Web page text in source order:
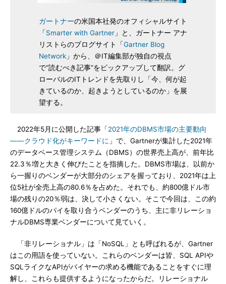
ガートナーの米国本社発のオフィシャルサイト
「Smarter with Gartner」と、ガートナー アナ
リストらのブログサイト「Gartner Blog
Network」から、＠IT編集部が独自の視点
で“読むべき記事”をピックアップして翻訳。グ
ローバルのITトレンドを先取りし「今、何が起
きているのか、起きようとしているのか」を展
望する。
2022年5月に公開した記事「2021年のDBMS市場の主要動向
――クラウド化がキーワードに 」で、Gartnerが集計した2021年
のデータベース管理システム（DBMS）の世界売上高が、前年比
22.3％増と大きく伸びたことを指摘した。DBMS市場は、以前か
ら一握りのベンダーが大部分のシェアを握っており、2021年は上
位5社が全売上高の80.6％を占めた。それでも、約800億ドル市
場の残りの20％弱は、決して小さくない。そこで今回は、この約
160億ドルのパイを取り合うベンダーのうち、主に非リレーショ
ナルDBMS専業ベンダーについて見ていく。
「非リレーショナル」は「NoSQL」とも呼ばれるが、Gartner
はこの用語を使っていない。これらのベンダーは皆、SQL APIや
SQLライクなAPIがバイヤーの求める機能であることをすぐに理
解し、これらも提供するようになったからだ。リレーショナル